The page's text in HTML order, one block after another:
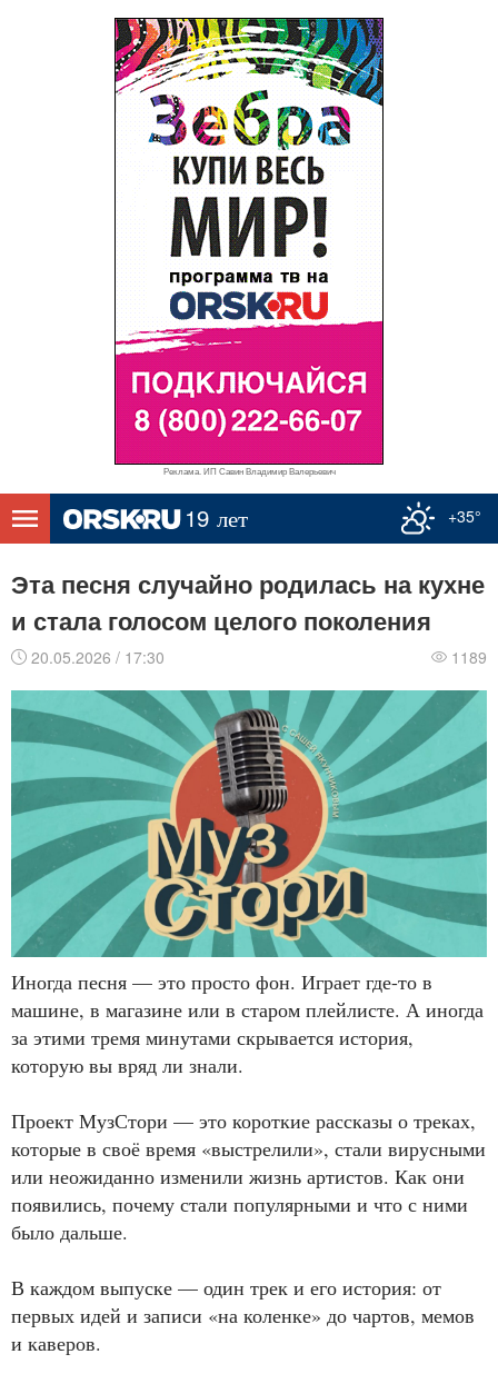
Реклама. ИП Савин Владимир Валерьевич
+35°
Эта песня случайно родилась на кухне
и стала голосом целого поколения
20.05.2026 / 17:30 1189
Иногда песня — это просто фон. Играет где-то в
машине, в магазине или в старом плейлисте. А иногда
за этими тремя минутами скрывается история,
которую вы вряд ли знали.
Проект МузСтори — это короткие рассказы о треках,
которые в своё время «выстрелили», стали вирусными
или неожиданно изменили жизнь артистов. Как они
появились, почему стали популярными и что с ними
было дальше.
В каждом выпуске — один трек и его история: от
первых идей и записи «на коленке» до чартов, мемов
и каверов.